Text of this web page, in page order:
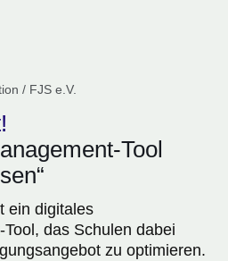
/ FJS e.V.
Tool
ein digitales
das Schulen dabei
zu optimieren.